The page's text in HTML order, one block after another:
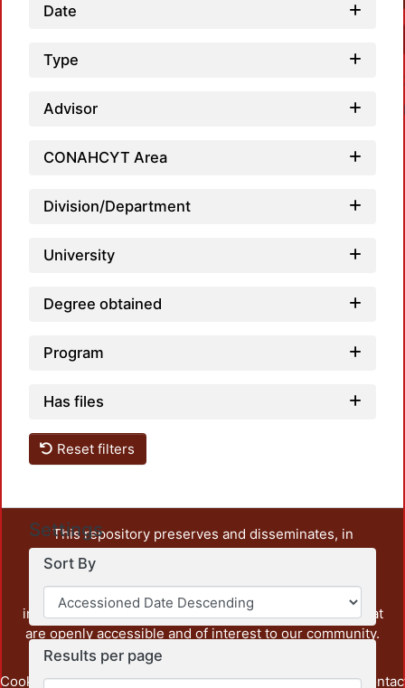
Date
Type
Advisor
CONAHCYT Area
Division/Department
University
Degree obtained
Program
Has files
Reset filters
Settings
Sort By
Results per page
This repository preserves and disseminates, in
unrestricted open access, the teaching and research
output of UAM Azcapotzalco. It also includes some
administrative and graphic documents from the
institution, as well as content from other institutions that
are openly accessible and of interest to our community.
Cookie Privacy End User Send